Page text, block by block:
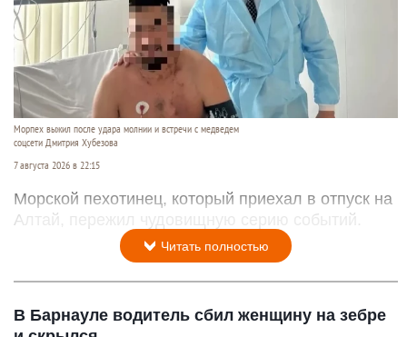
Морпех выжил после удара молнии и встречи с медведем
соцсети Дмитрия Хубезова
7 августа 2026 в 22:15
Морской пехотинец, который приехал в отпуск на
Алтай, пережил чудовищную серию событий.
Читать полностью
В Барнауле водитель сбил женщину на зебре